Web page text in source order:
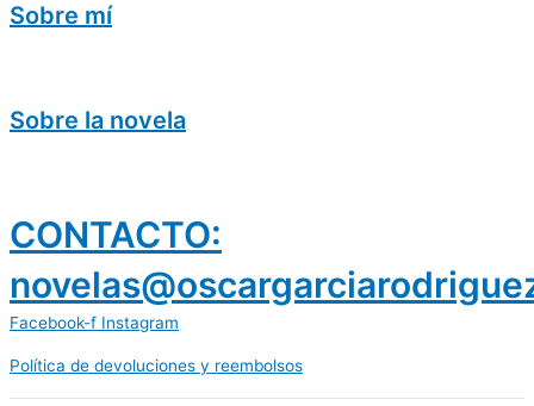
Sobre mí
Sobre la novela
CONTACTO:
Facebook-f Instagram
Política de devoluciones y reembolsos